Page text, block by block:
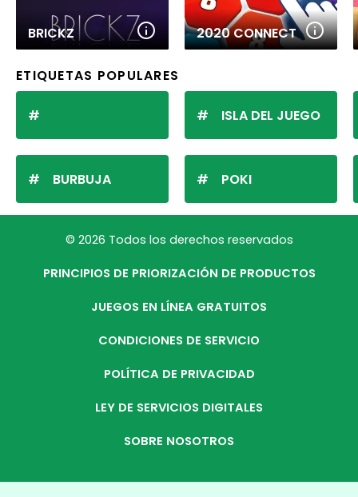
BRICKZ 2020 CONNECT
ETIQUETAS POPULARES
BURBUJA
ISLA DEL JUEGO
POKI
© 2026 Todos los derechos reservados
PRINCIPIOS DE PRIORIZACIÓN DE PRODUCTOS
JUEGOS EN LÍNEA GRATUITOS
CONDICIONES DE SERVICIO
POLÍTICA DE PRIVACIDAD
LEY DE SERVICIOS DIGITALES
SOBRE NOSOTROS